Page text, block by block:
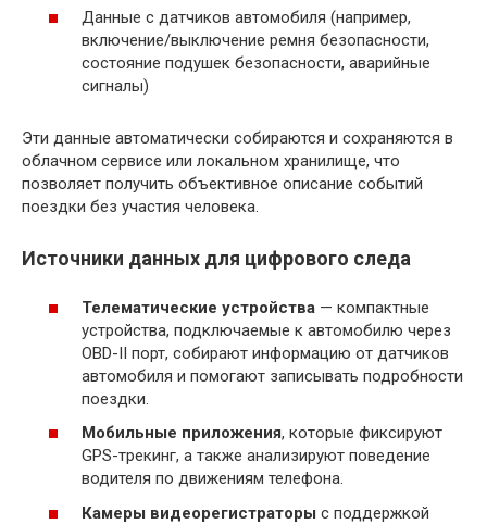
Данные с датчиков автомобиля (например,
включение/выключение ремня безопасности,
состояние подушек безопасности, аварийные
сигналы)
Эти данные автоматически собираются и сохраняются в
облачном сервисе или локальном хранилище, что
позволяет получить объективное описание событий
поездки без участия человека.
Источники данных для цифрового следа
Телематические устройства — компактные
устройства, подключаемые к автомобилю через
OBD-II порт, собирают информацию от датчиков
автомобиля и помогают записывать подробности
поездки.
Мобильные приложения, которые фиксируют
GPS-трекинг, а также анализируют поведение
водителя по движениям телефона.
Камеры видеорегистраторы с поддержкой